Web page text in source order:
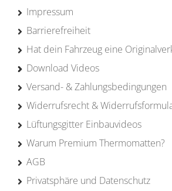
Impressum
Barrierefreiheit
Hat dein Fahrzeug eine
Download Videos
Versand- & Zahlungsbedingungen
Widerrufsrecht &
Lüftungsgitter Einbauvideos
Warum Premium Thermomatten?
AGB
Privatsphäre und Datenschutz